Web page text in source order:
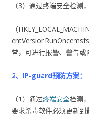
（3）通过终端安全检测
（
常，可进行报警、警告或
2、IP-guard预防方案：
（1）通过终端安全检测
要求杀毒软件必须更新到